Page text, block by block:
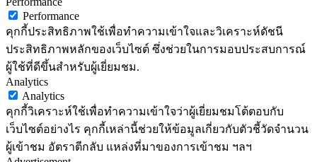
Performance
คุกกี้ประสิทธิภาพใช้เพื่อทำความเข้าใจและวิเคราะห์ดัชนี
ประสิทธิภาพหลักของเว็บไซต์ ซึ่งช่วยในการมอบประสบการณ์
ผู้ใช้ที่ดีขึ้นสำหรับผู้เยี่ยมชม.
Analytics
Analytics
คุกกี้วิเคราะห์ใช้เพื่อทำความเข้าใจว่าผู้เยี่ยมชมโต้ตอบกับ
เว็บไซต์อย่างไร คุกกี้เหล่านี้ช่วยให้ข้อมูลเกี่ยวกับตัวชี้วัดจำนวน
ผู้เข้าชม อัตราตีกลับ แหล่งที่มาของการเข้าชม ฯลฯ